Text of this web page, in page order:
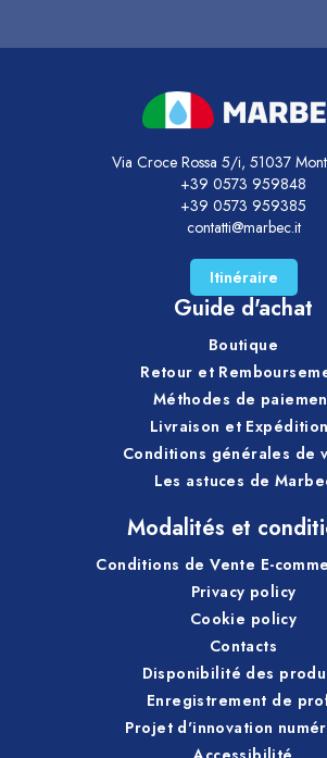
Via Croce Rossa 5/i, 51037
+39 0573 959848
+39 0573 959385
contatti@marbec.it
Itinéraire
Guide d'achat
Boutique
Retour et
Méthodes de
Livraison et
Conditions générales de
Les astuces de
Modalités et
Conditions de Vente E-
Privacy policy
Cookie policy
Contacts
Disponibilité des
Enregistrement de
Projet d'innovation